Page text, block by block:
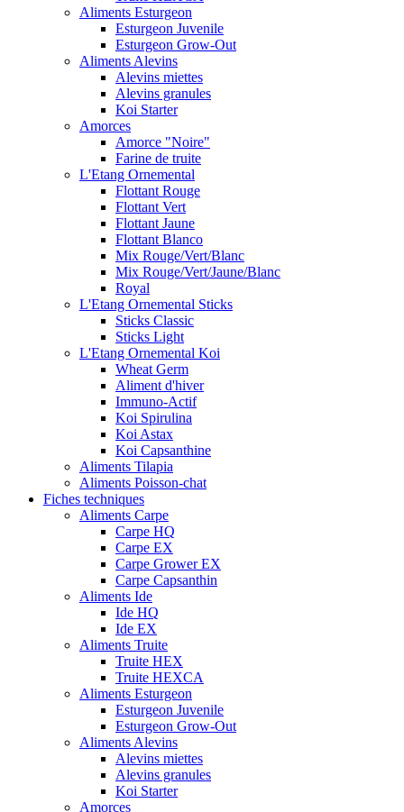
Aliments Esturgeon
Esturgeon Juvenile
Esturgeon Grow-Out
Aliments Alevins
Alevins miettes
Alevins granules
Koi Starter
Amorces
Amorce "Noire"
Farine de truite
L'Etang Ornemental
Flottant Rouge
Flottant Vert
Flottant Jaune
Flottant Blanco
Mix Rouge/Vert/Blanc
Mix Rouge/Vert/Jaune/Blanc
Royal
L'Etang Ornemental Sticks
Sticks Classic
Sticks Light
L'Etang Ornemental Koi
Wheat Germ
Aliment d'hiver
Immuno-Actif
Koi Spirulina
Koi Astax
Koi Capsanthine
Aliments Tilapia
Aliments Poisson-chat
Fiches techniques
Aliments Carpe
Carpe HQ
Carpe EX
Carpe Grower EX
Carpe Capsanthin
Aliments Ide
Ide HQ
Ide EX
Aliments Truite
Truite HEX
Truite HEXCA
Aliments Esturgeon
Esturgeon Juvenile
Esturgeon Grow-Out
Aliments Alevins
Alevins miettes
Alevins granules
Koi Starter
Amorces